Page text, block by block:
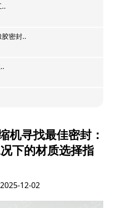
..
密封..
机寻找最佳密封：
下的材质选择指
2025-12-02